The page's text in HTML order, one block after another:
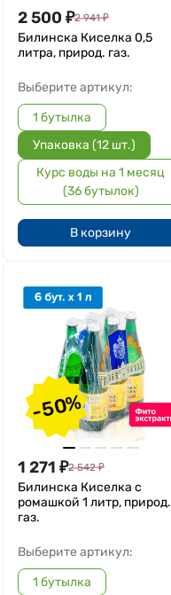
2 500 ₽2 941 ₽
Билинска Киселка 0,5
литра, природ. газ.
Выберите артикул:
1 бутылка
Упаковка (12 шт.)
Курс воды на 1 месяц
(36 бутылок)
В корзину
-50%
1 271 ₽2 542 ₽
Билинска Киселка с
ромашкой 1 литр, природ.
газ.
Выберите артикул:
1 бутылка